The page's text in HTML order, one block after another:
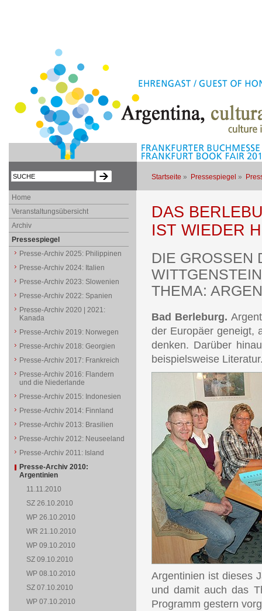
Startseite » Pressespiegel »
DAS
IST WIEDER
DIE GROSSEN
WITTGENSTEIN
THEMA:
Bad Berleburg.
der Europäer geneigt,
denken. Darüber
beispielsweise
Argentinien ist dieses
und damit auch das
Programm gestern
Home
Veranstaltungsübersicht
Archiv
Pressespiegel
Presse-Archiv 2025: Philippinen
Presse-Archiv 2024: Italien
Presse-Archiv 2023: Slowenien
Presse-Archiv 2022: Spanien
Presse-Archiv 2020 | 2021:
Kanada
Presse-Archiv 2019: Norwegen
Presse-Archiv 2018: Georgien
Presse-Archiv 2017: Frankreich
Presse-Archiv 2016: Flandern
und die Niederlande
Presse-Archiv 2015: Indonesien
Presse-Archiv 2014: Finnland
Presse-Archiv 2013: Brasilien
Presse-Archiv 2012: Neuseeland
Presse-Archiv 2011: Island
Presse-Archiv 2010:
Argentinien
11.11.2010
SZ 26.10.2010
WP 26.10.2010
WR 21.10.2010
WP 09.10.2010
SZ 09.10.2010
WP 08.10.2010
SZ 07.10.2010
WP 07.10.2010